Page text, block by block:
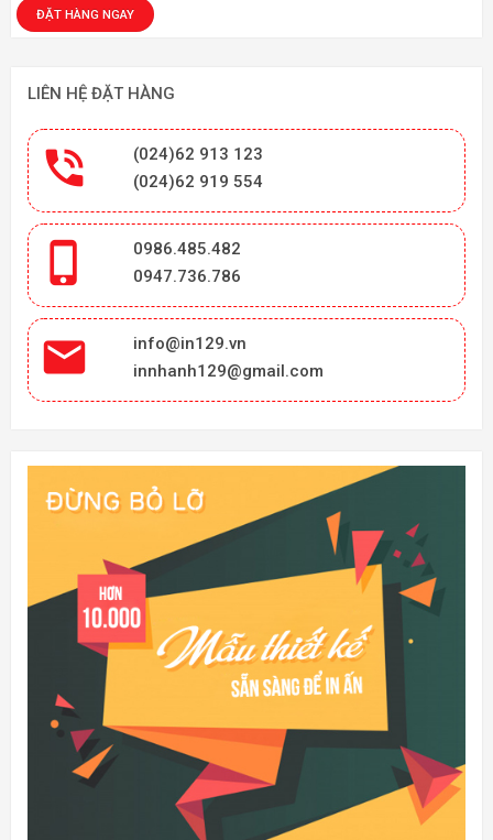
LIÊN HỆ ĐẶT HÀNG

(024)62 913 123
(024)62 919 554

0986.485.482
0947.736.786

info@in129.vn
innhanh129@gmail.com